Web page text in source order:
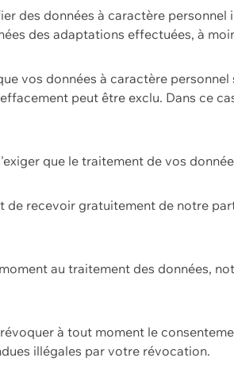
des données à caractère
des adaptations effectuées, à
vos données à caractère
peut être exclu. Dans ce
que le traitement de vos
recevoir gratuitement de notre
au traitement des données,
à tout moment le
illégales par votre révocation.